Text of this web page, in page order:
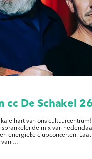
cc De Schakel
hart van ons cultuurcentrum!
sprankelende mix van
energieke clubconcerten.
van …